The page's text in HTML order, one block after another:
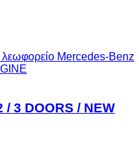
λεωφορείο Mercedes-Benz
3 DOORS / NEW